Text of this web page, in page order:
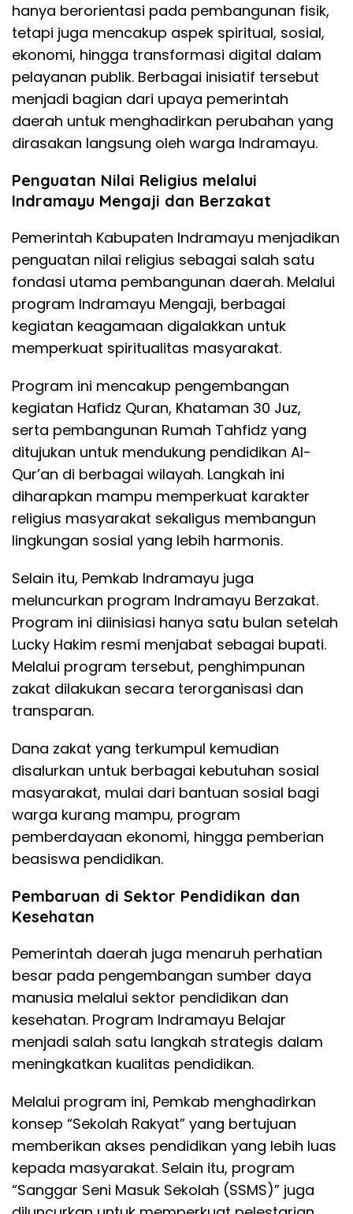
hanya berorientasi pada pembangunan fisik,
tetapi juga mencakup aspek spiritual, sosial,
ekonomi, hingga transformasi digital dalam
pelayanan publik. Berbagai inisiatif tersebut
menjadi bagian dari upaya pemerintah
daerah untuk menghadirkan perubahan yang
dirasakan langsung oleh warga Indramayu.
Penguatan Nilai Religius melalui
Indramayu Mengaji dan Berzakat
Pemerintah Kabupaten Indramayu menjadikan
penguatan nilai religius sebagai salah satu
fondasi utama pembangunan daerah. Melalui
program Indramayu Mengaji, berbagai
kegiatan keagamaan digalakkan untuk
memperkuat spiritualitas masyarakat.
Program ini mencakup pengembangan
kegiatan Hafidz Quran, Khataman 30 Juz,
serta pembangunan Rumah Tahfidz yang
ditujukan untuk mendukung pendidikan Al-
Qur’an di berbagai wilayah. Langkah ini
diharapkan mampu memperkuat karakter
religius masyarakat sekaligus membangun
lingkungan sosial yang lebih harmonis.
Selain itu, Pemkab Indramayu juga
meluncurkan program Indramayu Berzakat.
Program ini diinisiasi hanya satu bulan setelah
Lucky Hakim resmi menjabat sebagai bupati.
Melalui program tersebut, penghimpunan
zakat dilakukan secara terorganisasi dan
transparan.
Dana zakat yang terkumpul kemudian
disalurkan untuk berbagai kebutuhan sosial
masyarakat, mulai dari bantuan sosial bagi
warga kurang mampu, program
pemberdayaan ekonomi, hingga pemberian
beasiswa pendidikan.
Pembaruan di Sektor Pendidikan dan
Kesehatan
Pemerintah daerah juga menaruh perhatian
besar pada pengembangan sumber daya
manusia melalui sektor pendidikan dan
kesehatan. Program Indramayu Belajar
menjadi salah satu langkah strategis dalam
meningkatkan kualitas pendidikan.
Melalui program ini, Pemkab menghadirkan
konsep “Sekolah Rakyat” yang bertujuan
memberikan akses pendidikan yang lebih luas
kepada masyarakat. Selain itu, program
“Sanggar Seni Masuk Sekolah (SSMS)” juga